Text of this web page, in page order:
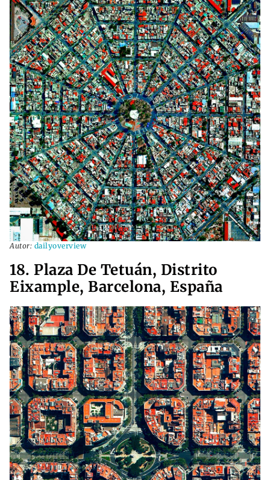
Autor: dailyoverview
18. Plaza De Tetuán, Distrito
Eixample, Barcelona, España